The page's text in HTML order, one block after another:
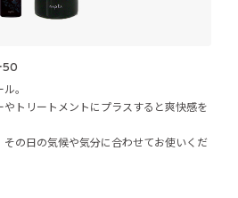
50
。
トリートメントにプラスすると爽快感を
の日の気候や気分に合わせてお使いくだ